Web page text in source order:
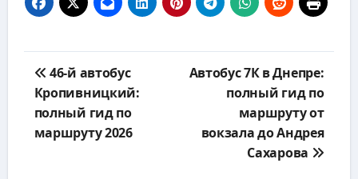
по
записям
46-й автобус
Кропивницкий:
полный гид по
маршруту 2026
Автобус 7К в Днепре:
полный гид по
маршруту от
вокзала до Андрея
Сахарова